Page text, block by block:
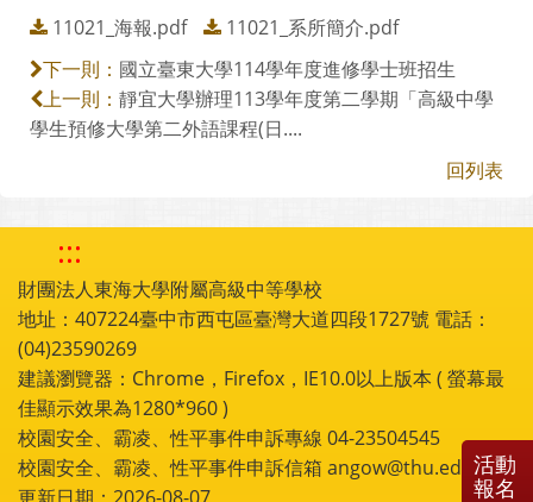
11021_海報.pdf
11021_系所簡介.pdf
下一則： 國立臺東大學114學年度進修學士班招生
上一則： 靜宜大學辦理113學年度第二學期「高級中學
學生預修大學第二外語課程(日....
回列表
:::
財團法人東海大學附屬高級中等學校
地址：407224臺中市西屯區臺灣大道四段1727號 電話：
(04)23590269
建議瀏覽器：Chrome，Firefox，IE10.0以上版本 ( 螢幕最
佳顯示效果為1280*960 )
校園安全、霸凌、性平事件申訴專線 04-23504545
校園安全、霸凌、性平事件申訴信箱 angow@thu.edu.tw
更新日期：2026-08-07
活動
報名